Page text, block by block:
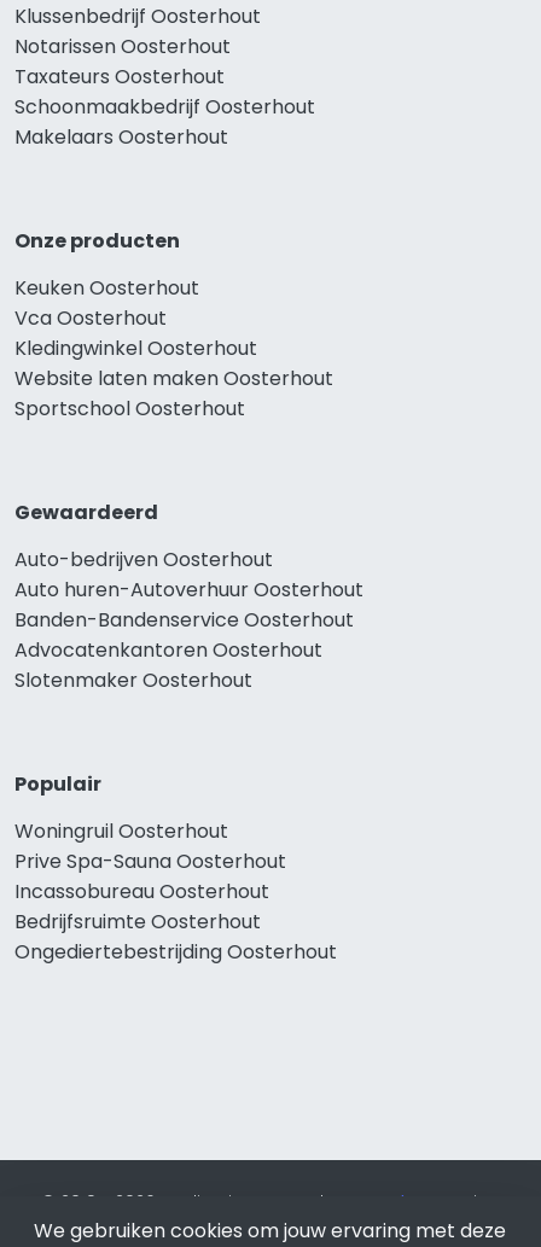
Klussenbedrijf Oosterhout
Notarissen Oosterhout
Taxateurs Oosterhout
Schoonmaakbedrijf Oosterhout
Makelaars Oosterhout
Onze producten
Keuken Oosterhout
Vca Oosterhout
Kledingwinkel Oosterhout
Website laten maken Oosterhout
Sportschool Oosterhout
Gewaardeerd
Auto-bedrijven Oosterhout
Auto huren-Autoverhuur Oosterhout
Banden-Bandenservice Oosterhout
Advocatenkantoren Oosterhout
Slotenmaker Oosterhout
Populair
Woningruil Oosterhout
Prive Spa-Sauna Oosterhout
Incassobureau Oosterhout
Bedrijfsruimte Oosterhout
Ongediertebestrijding Oosterhout
© 2019 - 2026 Realisatie en SEO door SEO-bureau
Lion
Internet. Betaal alleen voor bewezen resultaten?SEO
We gebruiken cookies om jouw ervaring met deze